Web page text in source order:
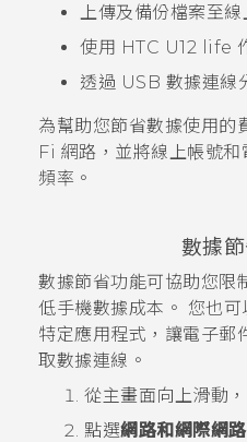
上傳及備份檔案至
使用 HTC U12 life
透過 USB 數據連線
為幫助您節省數據使用的
Fi 網路，並將線上帳號
頻率。
數據
數據節省功能可協助您限
低手機數據成本。 您也
特定應用程式，讓電子郵
取數據連線。
從主畫面向上滑動
點選網路和網際網路